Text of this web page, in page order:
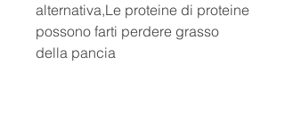
alternativa,Le proteine di proteine
possono farti perdere grasso
della pancia